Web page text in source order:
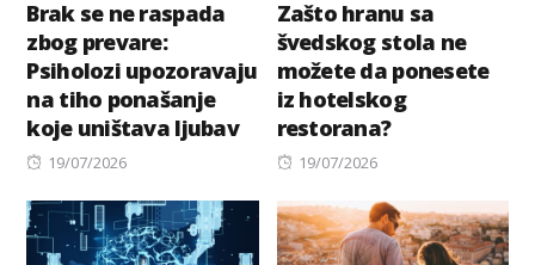
Brak se ne raspada
zbog prevare:
Psiholozi upozoravaju
na tiho ponašanje
koje uništava ljubav
Posted
19/07/2026
Zašto hranu sa
švedskog stola ne
možete da ponesete
iz hotelskog
restorana?
Posted
19/07/2026